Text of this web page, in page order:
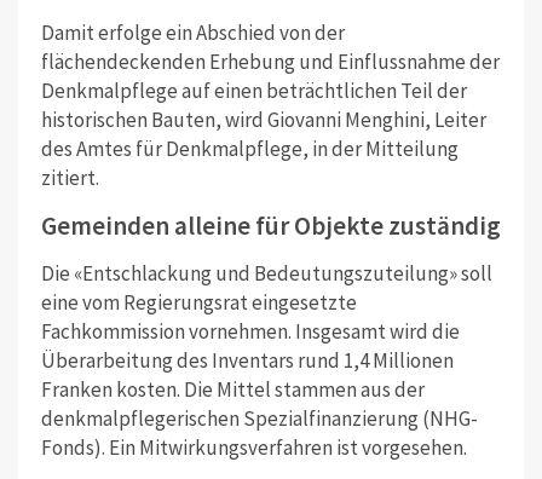
Damit erfolge ein Abschied von der
flächendeckenden Erhebung und Einflussnahme der
Denkmalpflege auf einen beträchtlichen Teil der
historischen Bauten, wird Giovanni Menghini, Leiter
des Amtes für Denkmalpflege, in der Mitteilung
zitiert.
Gemeinden alleine für Objekte zuständig
Die «Entschlackung und Bedeutungszuteilung» soll
eine vom Regierungsrat eingesetzte
Fachkommission vornehmen. Insgesamt wird die
Überarbeitung des Inventars rund 1,4 Millionen
Franken kosten. Die Mittel stammen aus der
denkmalpflegerischen Spezialfinanzierung (NHG-
Fonds). Ein Mitwirkungsverfahren ist vorgesehen.